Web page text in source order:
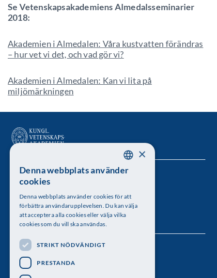
Se Vetenskapsakademiens Almedalsseminarier
2018:
Akademien i Almedalen: Våra kustvatten förändras
– hur vet vi det, och vad gör vi?
Akademien i Almedalen: Kan vi lita på
miljömärkningen
Kungl. Vetenskapsakademien
Besöksadress: Lilla Frescativägen 4A
Telefon: 08-673 95 00
Följ oss
SWEDISH
×
Denna webbplats använder
cookies
Denna webbplats använder cookies för att
förbättra användarupplevelsen. Du kan välja
att acceptera alla cookies eller välja vilka
cookies som du vill ska användas.
STRIKT NÖDVÄNDIGT
PRESTANDA